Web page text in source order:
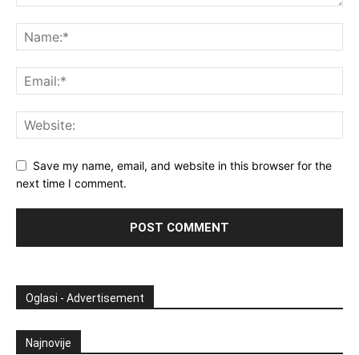
Save my name, email, and website in this browser for the
next time I comment.
Oglasi - Advertisement
Najnovije